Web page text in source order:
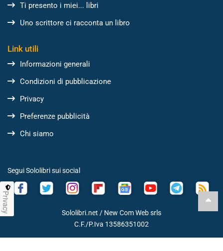
Ti presento i miei... libri
Uno scrittore ci racconta un libro
Link utili
Informazioni generali
Condizioni di pubblicazione
Privacy
Preferenze pubblicità
Chi siamo
Segui Sololibri sui social
Sololibri.net / New Com Web srls
C.F./P.Iva 13586351002
Privacy